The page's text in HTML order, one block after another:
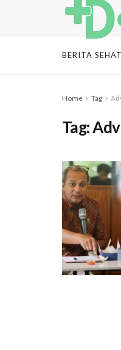
BERITA SEHAT
Home Tag
Tag: